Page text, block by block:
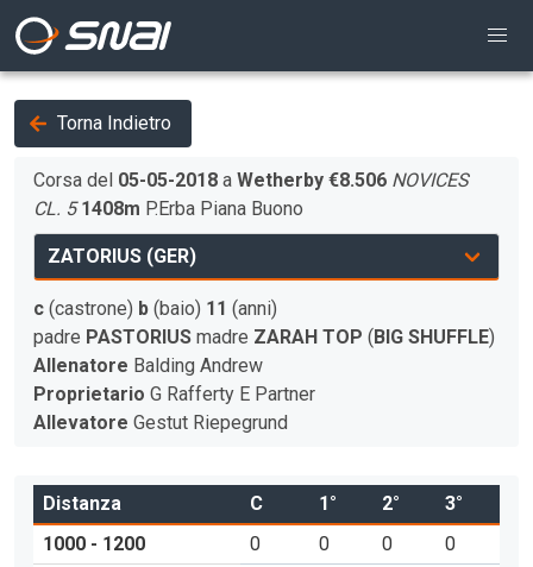
Torna Indietro
Corsa del 05-05-2018 a Wetherby €8.506 NOVICES
CL. 5 1408m P.Erba Piana Buono
c (castrone) b (baio) 11 (anni)
padre PASTORIUS madre ZARAH TOP (BIG SHUFFLE)
Allenatore Balding Andrew
Proprietario G Rafferty E Partner
Allevatore Gestut Riepegrund
Distanza C 1° 2°
3°
1000 - 1200
0 0 0
0